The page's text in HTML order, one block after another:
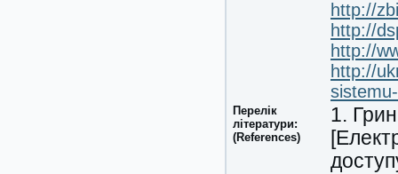
http://
http://
http://
http://
Перелік
літератури:
(References)
1.